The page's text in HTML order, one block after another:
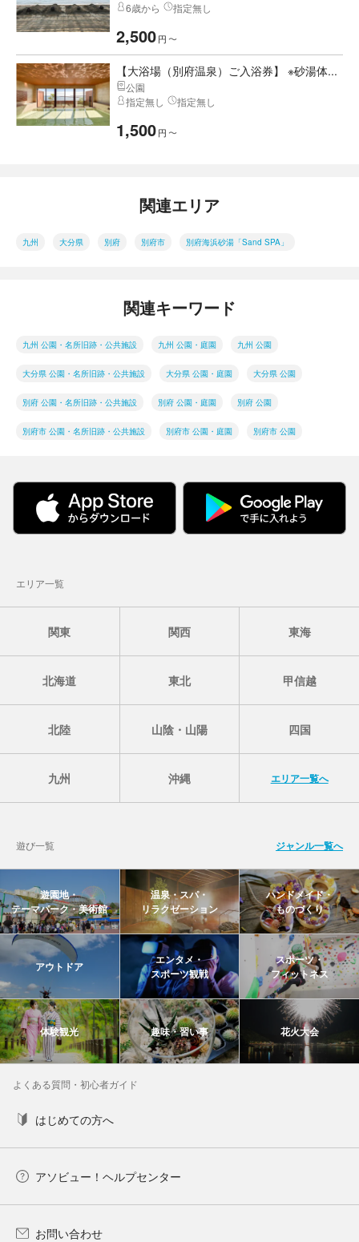
6歳から 指定無し
2,500円 〜
【大浴場（別府温泉）ご入浴券】 ※砂湯体...
公園
指定無し
指定無し
1,500円 〜
関連エリア
九州 大分県 別府 別府市 別府海浜砂湯「Sand SPA」
関連キーワード
九州 公園・名所旧跡・公共施設 九州 公園・庭園 九州 公園
大分県 公園・名所旧跡・公共施設 大分県 公園・庭園 大分県 公園
別府 公園・名所旧跡・公共施設 別府 公園・庭園 別府 公園
別府市 公園・名所旧跡・公共施設 別府市 公園・庭園 別府市 公園
エリア一覧
関東 関西 東海
北海道 東北 甲信越
北陸 山陰・山陽 四国
九州 沖縄 エリア一覧へ
遊び一覧 ジャンル一覧へ
遊園地・
テーマパーク・美術館
温泉・スパ・
リラクゼーション
ハンドメイド・
ものづくり
アウトドア
エンタメ・
スポーツ観戦
スポーツ・
フィットネス
体験観光 趣味・習い事 花火大会
よくある質問・初心者ガイド
はじめての方へ
アソビュー！ヘルプセンター
お問い合わせ